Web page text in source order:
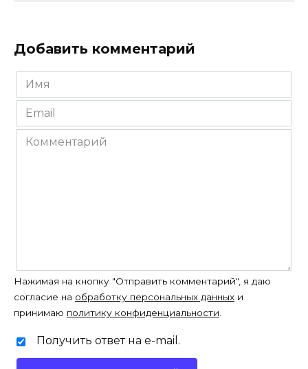
Добавить комментарий
Имя
*
Email
*
Комментарий
Нажимая на кнопку "Отправить комментарий", я даю
согласие на обработку персональных данных и
принимаю политику конфиденциальности.
Получить ответ на e-mail.